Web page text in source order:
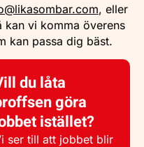
, eller
vi komma överens
kan passa dig bäst.
du låta
göra
istället?
ser till att jobbet blir